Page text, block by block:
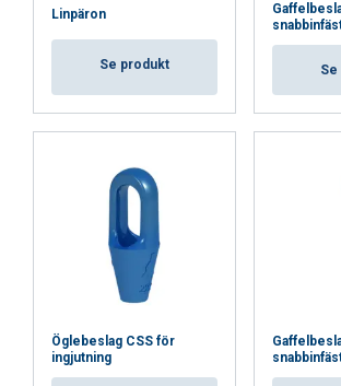
Linpäron
Se produkt
Öglebeslag CSS för
ingjutning
AVVISA ALLT
VISA DETALJER
Cookie Policy